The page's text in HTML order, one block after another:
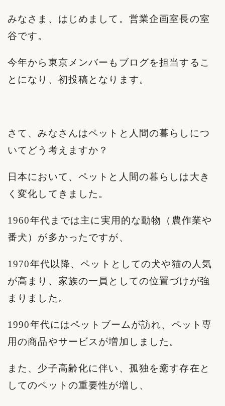
みなさま、はじめまして。営業企画室長の室
谷です。
今年から東京メンバーもブログを担当するこ
とになり、初投稿となります。
さて、みなさんはペットと人間の暮らしにつ
いてどう考えますか？
日本において、ペットと人間の暮らしは大き
く変化してきました。
1960年代までは主に実用的な動物（農作業や
番犬）が多かったですが、
1970年代以降、ペットとしての犬や猫の人気
が高まり、家族の一員としての位置づけが強
まりました。
1990年代にはペットブームが訪れ、ペット専
用の商品やサービスが増加しました。
また、少子高齢化に伴い、孤独を癒す存在と
してのペットの重要性が増し、